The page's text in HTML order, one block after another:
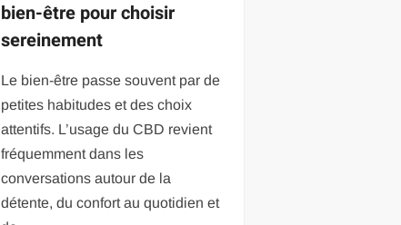
bien-être pour choisir
sereinement
Le bien-être passe souvent par de
petites habitudes et des choix
attentifs. L’usage du CBD revient
fréquemment dans les
conversations autour de la
détente, du confort au quotidien et